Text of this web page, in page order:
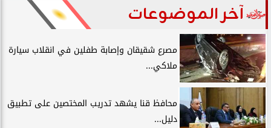
آخر الموضوعات
مصرع شقيقان وإصابة طفلين في انقلاب سيارة
ملاكي...
محافظ قنا يشهد تدريب المختصين على تطبيق
دليل...